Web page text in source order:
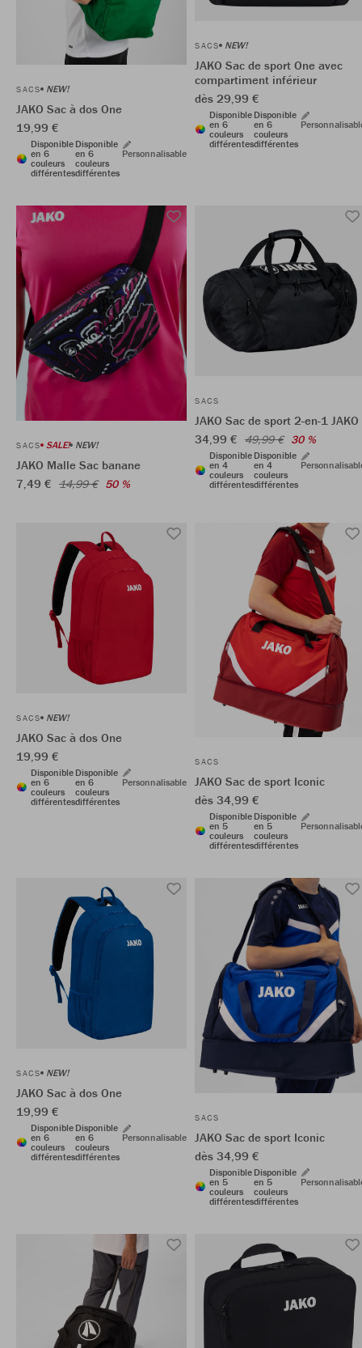
SACS NEW!
JAKO Sac à dos One
19,99 €
Disponible
en 6
couleurs
différentes
Disponible
en 6
couleurs
différentes
Personnalisable
SACS NEW!
JAKO Sac de sport One avec
compartiment inférieur
dès 29,99 €
Disponible
en 6
couleurs
différentes
Disponible
en 6
couleurs
différentes
SACS SALE! NEW!
JAKO Malle Sac banane
7,49 € 14,99 € 50 %
SACS
JAKO Sac de sport 2-en-1 JAKO
34,99 € 49,99 € 30 %
Disponible
en 4
couleurs
différentes
Disponible
en 4
couleurs
différentes
SACS NEW!
JAKO Sac à dos One
19,99 €
Disponible
en 6
couleurs
différentes
Disponible
en 6
couleurs
différentes
Personnalisable
SACS
JAKO Sac de sport Iconic
dès 34,99 €
Disponible
en 5
couleurs
différentes
Disponible
en 5
couleurs
différentes
SACS NEW!
JAKO Sac à dos One
19,99 €
Disponible
en 6
couleurs
différentes
Disponible
en 6
couleurs
différentes
Personnalisable
SACS
JAKO Sac de sport Iconic
dès 34,99 €
Disponible
en 5
couleurs
différentes
Disponible
en 5
couleurs
différentes